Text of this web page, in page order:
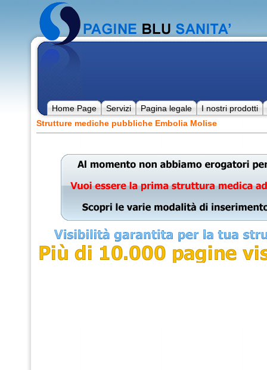
Home Page Servizi Pagina legale
I nostri prodotti
Strutture mediche pubbliche Embolia Molise